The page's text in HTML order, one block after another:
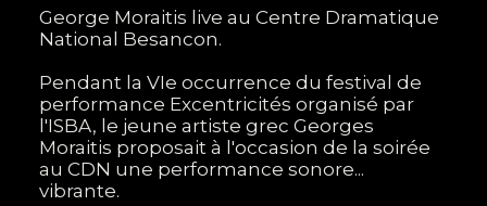
George Moraitis live au Centre Dramatique
National Besancon.
Pendant la VIe occurrence du festival de
performance Excentricités organisé par
l'ISBA, le jeune artiste grec Georges
Moraitis proposait à l'occasion de la soirée
au CDN une performance sonore...
vibrante.